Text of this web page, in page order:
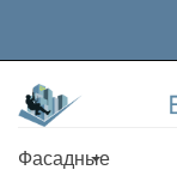
Фасадные